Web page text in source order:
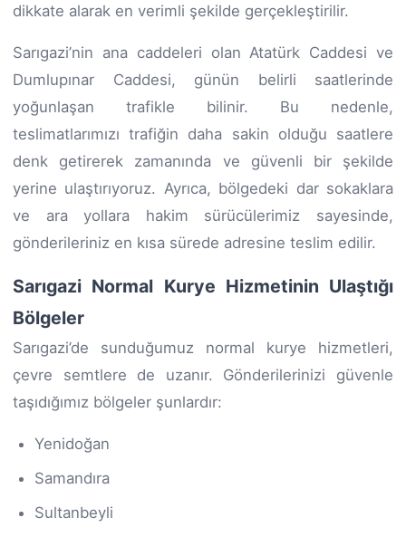
dikkate alarak en verimli şekilde gerçekleştirilir.
Sarıgazi’nin ana caddeleri olan Atatürk Caddesi ve
Dumlupınar Caddesi, günün belirli saatlerinde
yoğunlaşan trafikle bilinir. Bu nedenle,
teslimatlarımızı trafiğin daha sakin olduğu saatlere
denk getirerek zamanında ve güvenli bir şekilde
yerine ulaştırıyoruz. Ayrıca, bölgedeki dar sokaklara
ve ara yollara hakim sürücülerimiz sayesinde,
gönderileriniz en kısa sürede adresine teslim edilir.
Sarıgazi Normal Kurye Hizmetinin Ulaştığı
Bölgeler
Sarıgazi’de sunduğumuz normal kurye hizmetleri,
çevre semtlere de uzanır. Gönderilerinizi güvenle
taşıdığımız bölgeler şunlardır:
Yenidoğan
Samandıra
Sultanbeyli